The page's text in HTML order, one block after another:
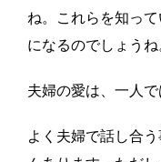
ね。これらを知っ
になるのでしょうね
夫婦の愛は、一人で
よく夫婦で話し合